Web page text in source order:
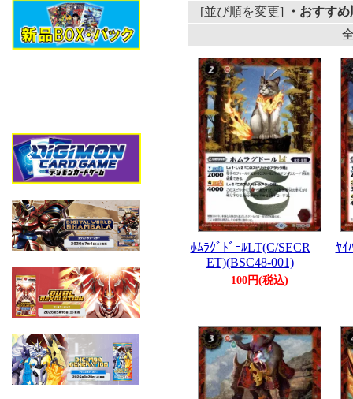
[並び順を変更]
・おすすめ
ﾎﾑﾗｸﾞﾄﾞｰﾙLT(C/SECR
ET)(BSC48-001)
100円(税込)
ﾔｲ